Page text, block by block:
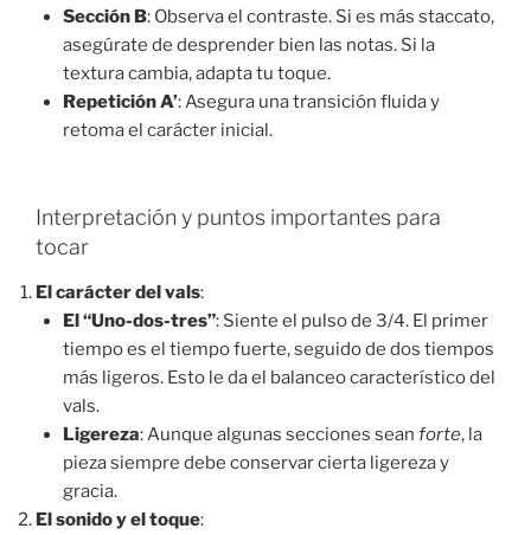
Sección B: Observa el contraste. Si es más staccato,
asegúrate de desprender bien las notas. Si la
textura cambia, adapta tu toque.
Repetición A’: Asegura una transición fluida y
retoma el carácter inicial.
Interpretación y puntos importantes para
tocar
El carácter del vals:
El “Uno-dos-tres”: Siente el pulso de 3/4. El primer
tiempo es el tiempo fuerte, seguido de dos tiempos
más ligeros. Esto le da el balanceo característico del
vals.
Ligereza: Aunque algunas secciones sean forte, la
pieza siempre debe conservar cierta ligereza y
gracia.
El sonido y el toque: